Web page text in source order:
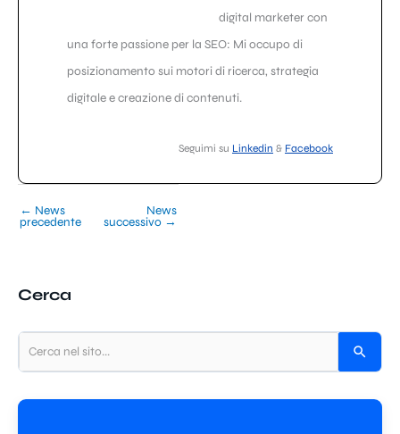
digital marketer con
una forte passione per la SEO: Mi occupo di
posizionamento sui motori di ricerca, strategia
digitale e creazione di contenuti.
Seguimi su Linkedin & Facebook
← News
precedente
News
successivo →
Cerca